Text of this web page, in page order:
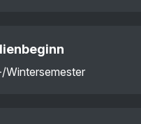
Wintersemester